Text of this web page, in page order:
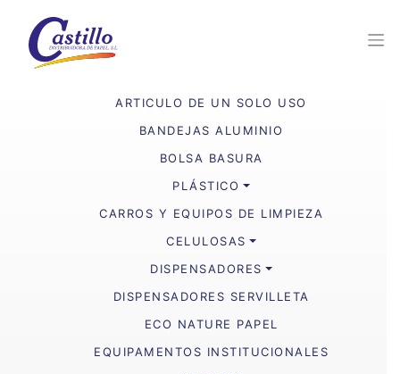
ARTICULO DE UN SOLO USO
BANDEJAS ALUMINIO
BOLSA BASURA
PLÁSTICO
CARROS Y EQUIPOS DE LIMPIEZA
CELULOSAS
DISPENSADORES
DISPENSADORES SERVILLETA
ECO NATURE PAPEL
EQUIPAMENTOS INSTITUCIONALES